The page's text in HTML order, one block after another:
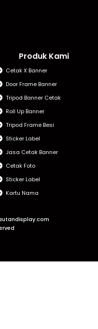
Produk Kami
Cetak X Banner
Door Frame Banner
Tripod Banner Cetak
Roll Up Banner
Tripod Frame Besi
Sticker Label
Jasa Cetak Banner
Cetak Foto
Sticker Label
Kartu Nama